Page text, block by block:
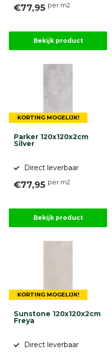
€77,95 per m2
Bekijk product
KORTING MOGELIJK!
Parker 120x120x2cm
Silver
Direct leverbaar
€77,95 per m2
Bekijk product
KORTING MOGELIJK!
Sunstone 120x120x2cm
Freya
Direct leverbaar